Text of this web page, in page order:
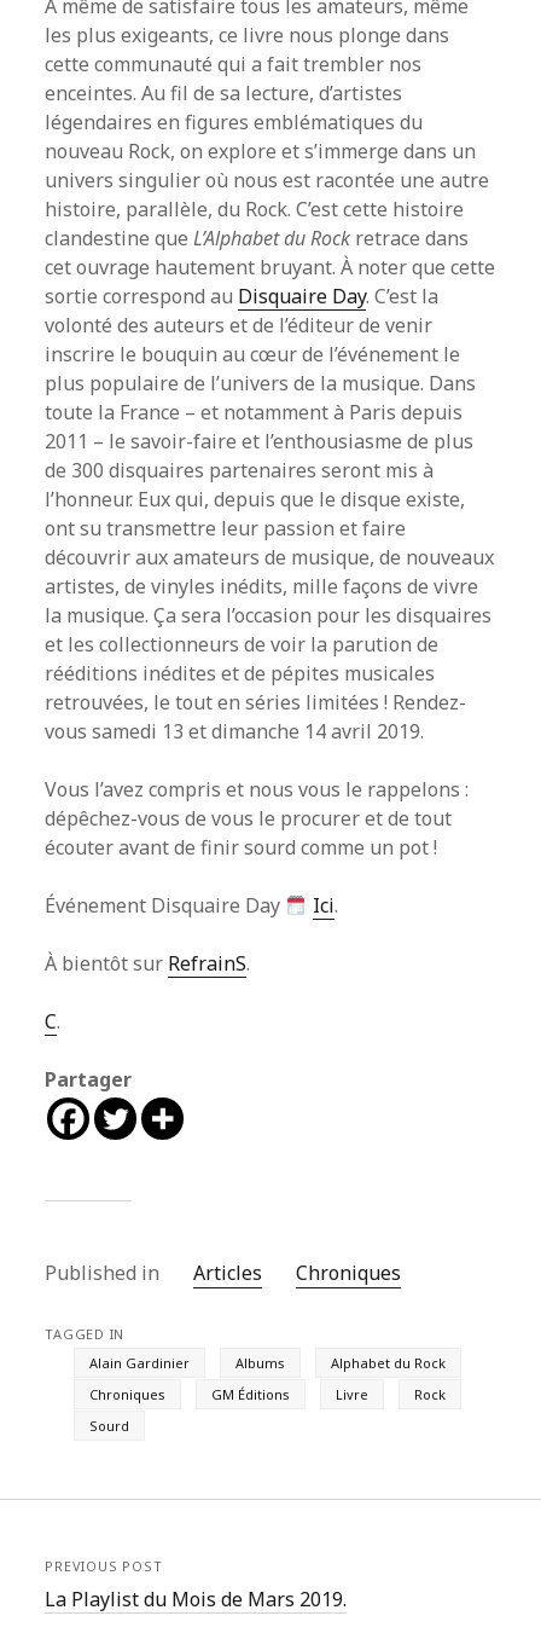
À même de satisfaire tous les amateurs, même
les plus exigeants, ce livre nous plonge dans
cette communauté qui a fait trembler nos
enceintes. Au fil de sa lecture, d’artistes
légendaires en figures emblématiques du
nouveau Rock, on explore et s’immerge dans un
univers singulier où nous est racontée une autre
histoire, parallèle, du Rock. C’est cette histoire
clandestine queL’Alphabet du Rock retrace dans
cet ouvrage hautement bruyant. À noter que cette
sortie correspond au Disquaire Day. C’est la
volonté des auteurs et de l’éditeur de venir
inscrire le bouquin au cœur de l’événement le
plus populaire de l’univers de la musique. Dans
toute la France – et notamment à Paris depuis
2011 – le savoir-faire et l’enthousiasme de plus
de 300 disquaires partenaires seront mis à
l’honneur. Eux qui, depuis que le disque existe,
ont su transmettre leur passion et faire
découvrir aux amateurs de musique, de nouveaux
artistes, de vinyles inédits, mille façons de vivre
la musique. Ça sera l’occasion pour les disquaires
et les collectionneurs de voir la parution de
rééditions inédites et de pépites musicales
retrouvées, le tout en séries limitées ! Rendez-
vous samedi 13 et dimanche 14 avril 2019.
Vous l’avez compris et nous vous le rappelons :
dépêchez-vous de vous le procurer et de tout
écouter avant de finir sourd comme un pot !
Événement Disquaire Day Ici.
À bientôt sur RefrainS.
C.
Partager
Published in Articles Chroniques
TAGGED IN
Alain Gardinier
Albums
Alphabet du Rock
Chroniques
GM Éditions Livre
Rock
Sourd
PREVIOUS POST
La Playlist du Mois de Mars 2019.